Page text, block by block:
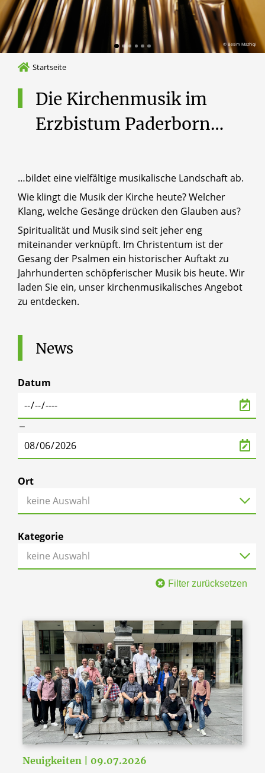
© Besim Mazhiqi
Startseite
Die Kirchenmusik im
Erzbistum Paderborn…
…bildet eine vielfältige musikalische Landschaft ab.
Wie klingt die Musik der Kirche heute? Welcher
Klang, welche Gesänge drücken den Glauben aus?
Spiritualität und Musik sind seit jeher eng
miteinander verknüpft. Im Christentum ist der
Gesang der Psalmen ein historischer Auftakt zu
Jahrhunderten schöpferischer Musik bis heute. Wir
laden Sie ein, unser kirchenmusikalisches Angebot
zu entdecken.
News
Datum
‒
Ort
keine Auswahl
Kategorie
keine Auswahl
Filter zurücksetzen
Neuigkeiten | 09.07.2026